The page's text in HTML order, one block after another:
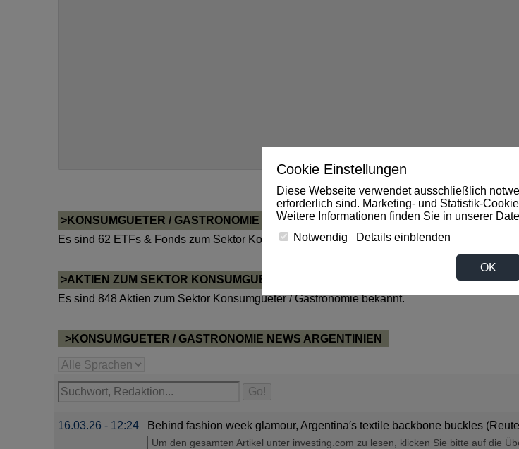
Cookie Einstellungen
Diese Webseite verwendet ausschließlich
erforderlich sind. Marketing- und Statistik-
Weitere Informationen finden Sie in unserer
Notwendig
Details einblenden
OK
>KONSUMGUETER / GASTRONOMIE ETFS & FONDS
Es sind 62 ETFs & Fonds zum Sektor Konsumgueter / Gastronomie bekannt.
>AKTIEN ZUM SEKTOR KONSUMGUETER / GASTRONOMIE
Es sind 848 Aktien zum Sektor Konsumgueter / Gastronomie bekannt.
>KONSUMGUETER / GASTRONOMIE NEWS ARGENTINIEN
16.03.26 - 12:24 Behind fashion week glamour, Argentina′s textile backbone buckles
Um den gesamten Artikel unter investing.com zu lesen, klicken Sie bitte auf die